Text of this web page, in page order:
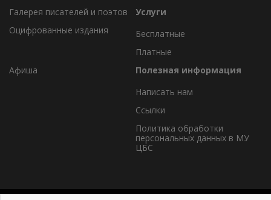
Галерея писателей и поэтов
Оцифрованные издания
Услуги
Бесплатные
Платные
Афиша
Полезная информация
Написать нам
Ссылки
Политика обработки
персональных данных в МУ
ЦБС